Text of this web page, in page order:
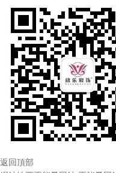
返回頂部